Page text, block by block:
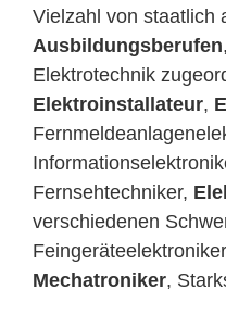
Vielzahl von staatlich
Ausbildungsberufen
Elektrotechnik
Elektroinstallateur,
Fernsehtechniker,
verschiedenen
Mechatroniker,